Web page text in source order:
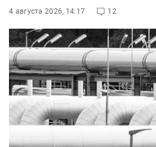
4 августа 2026, 14:17 12